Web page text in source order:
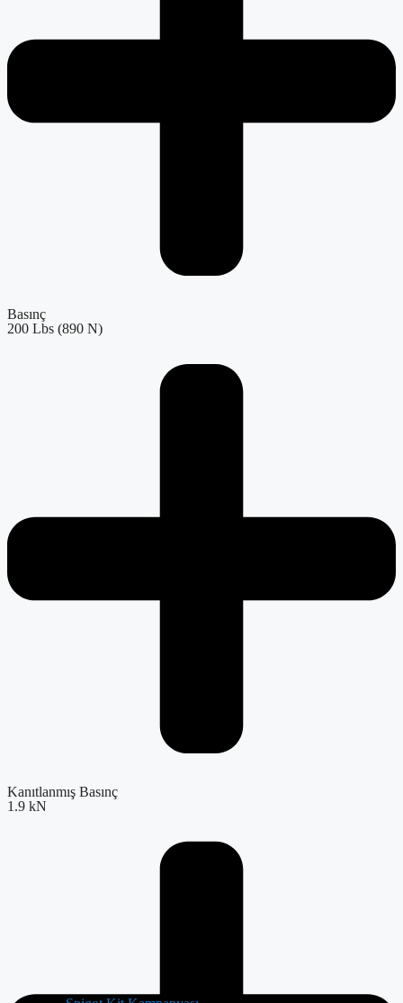
Basınç
200 Lbs (890 N)
Kanıtlanmış Basınç
1.9 kN